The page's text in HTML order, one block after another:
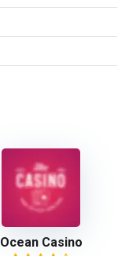
Ocean Casino